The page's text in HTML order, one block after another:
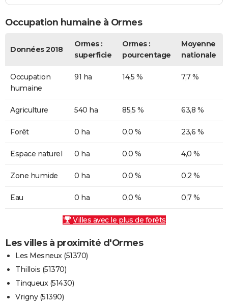
Occupation humaine à Ormes
Données 2018
Ormes :
superficie
Ormes :
pourcentage
Moyenne
nationale
Occupation
humaine
91 ha 14,5 % 7,7 %
Agriculture 540 ha 85,5 % 63,8 %
Forêt 0 ha 0,0 % 23,6 %
Espace naturel 0 ha 0,0 % 4,0 %
Zone humide 0 ha 0,0 % 0,2 %
Eau 0 ha 0,0 % 0,7 %
Villes avec le plus de forêts
Les villes à proximité d'Ormes
Les Mesneux (51370)
Thillois (51370)
Tinqueux (51430)
Vrigny (51390)